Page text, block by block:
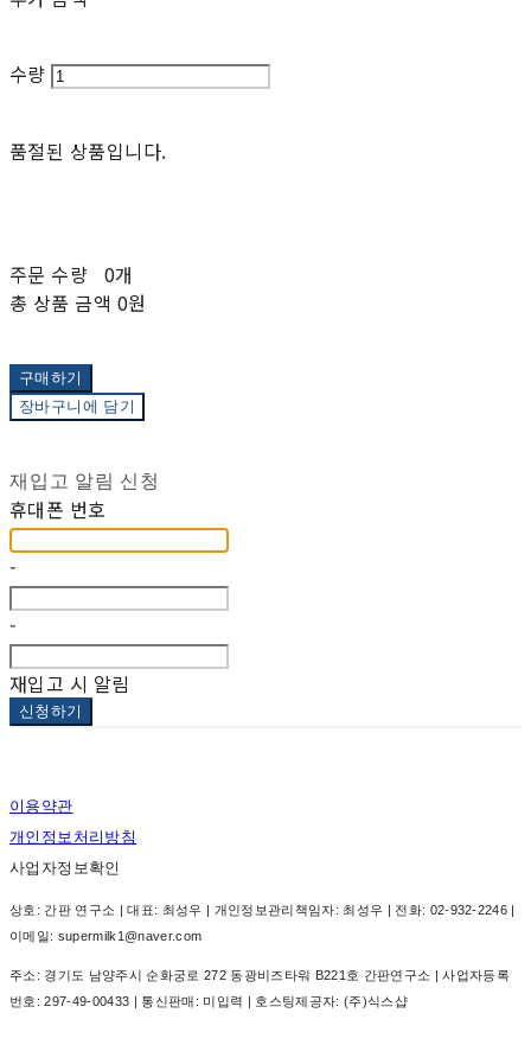
수량
품절된 상품입니다.
주문 수량 0개
총 상품 금액 0원
구매하기
장바구니에 담기
재입고 알림 신청
휴대폰 번호
-
-
재입고 시 알림
신청하기
이용약관
개인정보처리방침
사업자정보확인
상호: 간판 연구소 | 대표: 최성우 | 개인정보관리책임자: 최성우 | 전화: 02-932-2246 |
이메일: supermilk1@naver.com
주소: 경기도 남양주시 순화궁로 272 동광비즈타워 B221호 간판연구소 | 사업자등록
번호:297-49-00433 | 통신판매: 미입력 | 호스팅제공자: (주)식스샵